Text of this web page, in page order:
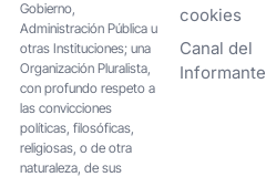
Gobierno,
Administración Pública u
otras Instituciones; una
Organización Pluralista,
con profundo respeto a
las convicciones
políticas, filosóficas,
religiosas, o de otra
naturaleza, de sus
cookies
Canal del
Informante